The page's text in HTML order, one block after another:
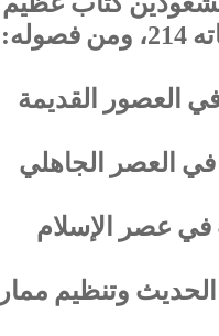
العصور القديمة
في العصر الجاهلي
في عصر الإسلام
الحديث وتنظيم